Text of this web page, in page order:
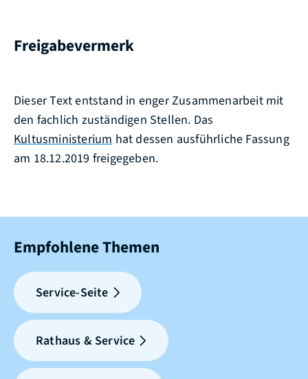
Freigabevermerk
Dieser Text entstand in enger Zusammenarbeit mit
den fachlich zuständigen Stellen. Das
Kultusministeriumhat dessen ausführliche Fassung
am 18.12.2019 freigegeben.
Empfohlene Themen
Service-Seite
Rathaus & Service